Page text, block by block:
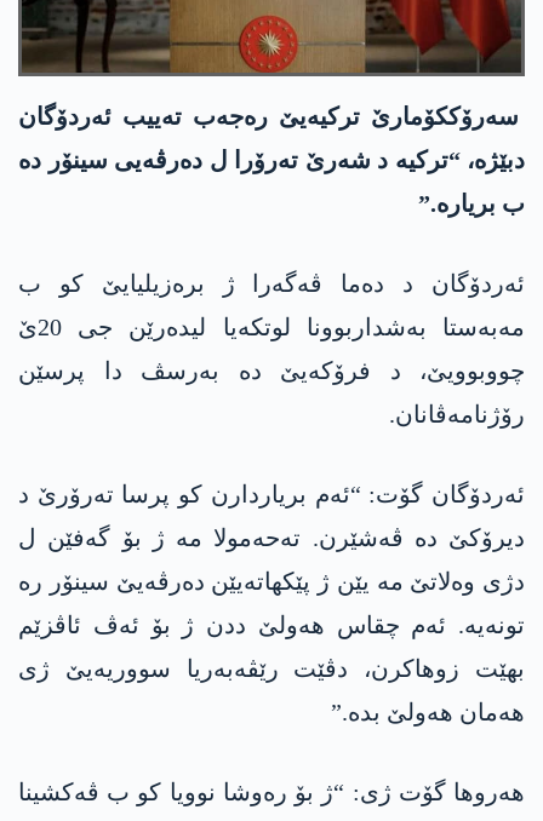
سەرۆککۆمارێ ترکیەیێ رەجەب تەییب ئەردۆگان
دبێژە، “ترکیە د شەرێ تەرۆرا ل دەرڤەیی سینۆر دە
ب بریارە.”
ئەردۆگان د دەما ڤەگەرا ژ برەزیلیایێ کو ب
مەبەستا بەشداربوونا لوتکەیا لیدەرێن جی 20ێ
چووبوویێ، د فرۆکەیێ دە بەرسڤ دا پرسێن
رۆژنامەڤانان.
ئەردۆگان گۆت: “ئەم بریاردارن کو پرسا تەرۆرێ د
دیرۆکێ دە ڤەشێرن. تەحەمولا مە ژ بۆ گەفێن ل
دژی وەلاتێ مە یێن ژ پێکھاتەیێن دەرڤەیێ سینۆر رە
تونەیە. ئەم چقاس ھەولێ ددن ژ بۆ ئەڤ ئاڤزێم
بهێت زوهاکرن، دڤێت رێڤەبەریا سووریەیێ ژی
ھەمان ھەولێ بدە.”
ھەروھا گۆت ژی: “ژ بۆ رەوشا نوویا کو ب ڤەکشینا